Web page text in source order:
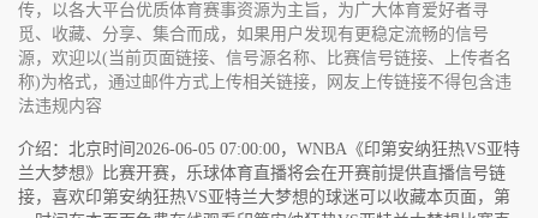
传，以各大平台优质体育赛事资源为主旨，为广大体育爱好者寻
觅、收藏、分享、集合而成，如果用户发现有更稳定流畅的信号
源，欢迎以(当前页面链接、信号源名称、比赛信号链接、上传者名
称)为格式，通过邮件方式上传相关链接，网友上传链接不得包含违
法违规内容
介绍：北京时间2026-06-05 07:00:00，WNBA《印第安纳狂热VS亚特
兰大梦想》比赛开赛，乐球体育直播将会在开赛前提供直播信号链
接，喜欢印第安纳狂热VS亚特兰大梦想的球迷可以收藏本页面，第